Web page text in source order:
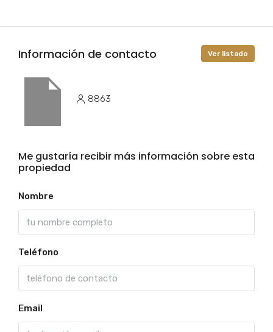
Información de contacto Ver listado
8863
Me gustaría recibir más información sobre esta
propiedad
Nombre
Teléfono
Email